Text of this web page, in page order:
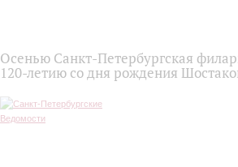
Осенью Санкт-Петербургская
120‑летию со дня рождения